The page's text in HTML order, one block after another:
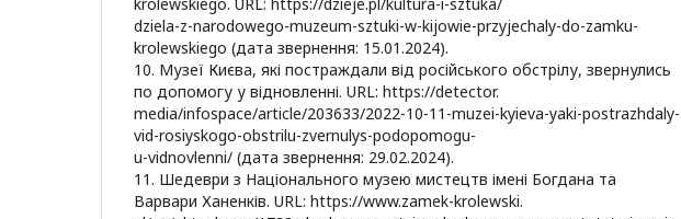
dziela-z-narodowego-muzeum-sztuki-w-kijowie-przyjechaly-do-zamku-
krolewskiego (дата звернення: 15.01.2024).
10. Музеї Києва, які постраждали від російського обстрілу, звернулись
по допомогу у відновленні. URL: https://detector.
media/infospace/article/203633/2022-10-11-muzei-kyieva-yaki-postrazhdaly-
vid-rosiyskogo-obstrilu-zvernulys-podopomogu-
u-vidnovlenni/ (дата звернення: 29.02.2024).
11. Шедеври з Національного музею мистецтв імені Богдана та
Варвари Ханенків. URL: https://www.zamek-krolewski.